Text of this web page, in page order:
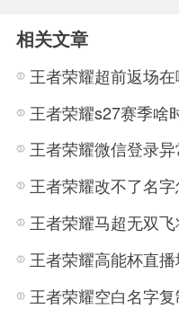
相关文章